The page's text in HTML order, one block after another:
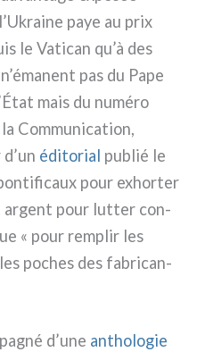
paye au prix
le Vatican qu’à des
pas du Pape
mais du numé­ro
Communication,
édi­to­rial publié le
pour exhor­ter
argent pour lut­ter con­
« pour rem­plir les
poches des fabri­can­
d’une antho­lo­gie